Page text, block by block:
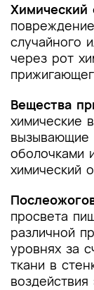
Приложение
Приложение
включая
применения
инструкции
препарата
Приложение
и другие
пациента,
случайного
через рот
Вещества
химические
вызывающие
оболочками
химический
просвета
различной
уровнях за
ткани в